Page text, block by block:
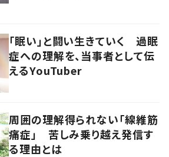
「眠い」と闘い生きていく 過眠
症への理解を、当事者として伝
えるYouTuber
周囲の理解得られない「線維筋
痛症」 苦しみ乗り越え発信す
る理由とは